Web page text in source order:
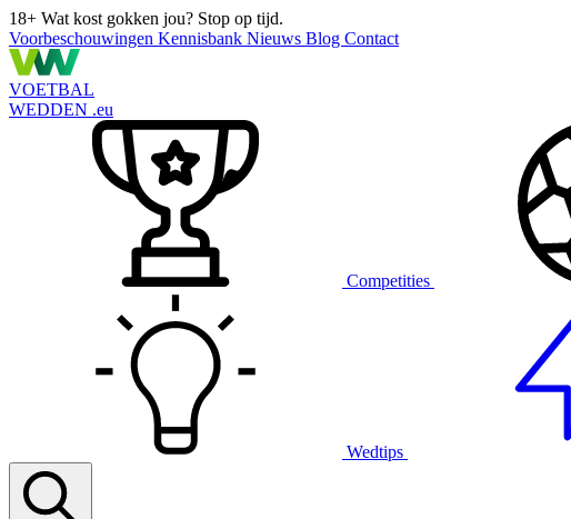
18+ Wat kost gokken jou? Stop op tijd.
Voorbeschouwingen Kennisbank Nieuws Blog Contact
VOETBAL
WEDDEN .eu
Competities
Wedtips